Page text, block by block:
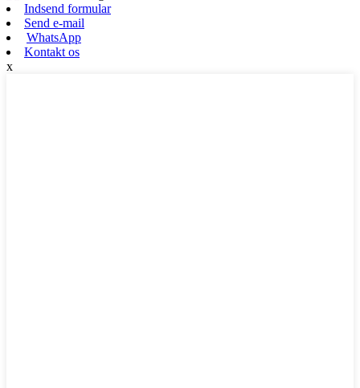
Indsend formular
Send e-mail
WhatsApp
Kontakt os
x